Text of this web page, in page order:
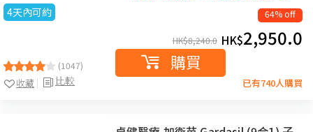
4天內可約
(1047)
比較
收藏
64% off
HK$8,240.0 HK$2,950.0
購買
已有740人購買